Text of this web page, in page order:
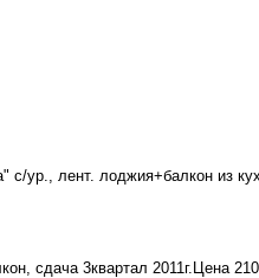
лент. лоджия+балкон из
сдача 3квартал 2011г.Цена